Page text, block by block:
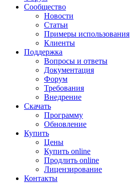
Сообщество
Новости
Статьи
Примеры использования
Клиенты
Поддержка
Вопросы и ответы
Документация
Форум
Требования
Внедрение
Скачать
Программу
Обновление
Купить
Цены
Купить online
Продлить online
Лицензирование
Контакты